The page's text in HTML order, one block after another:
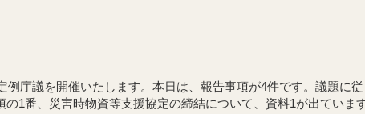
庁議を開催いたします。本日は、報告事項が4件です。議題に従
1番、災害時物資等支援協定の締結について、資料1が出ていま